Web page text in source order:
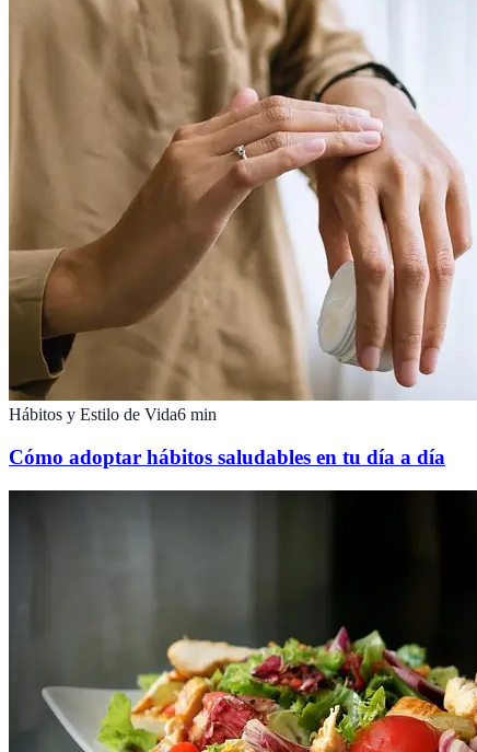
Hábitos y Estilo de Vida6 min
Cómo adoptar hábitos saludables en tu día a día